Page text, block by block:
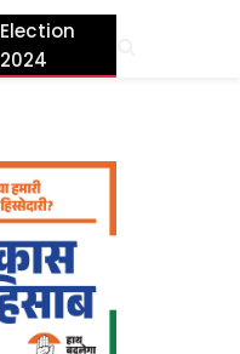
Election
2024